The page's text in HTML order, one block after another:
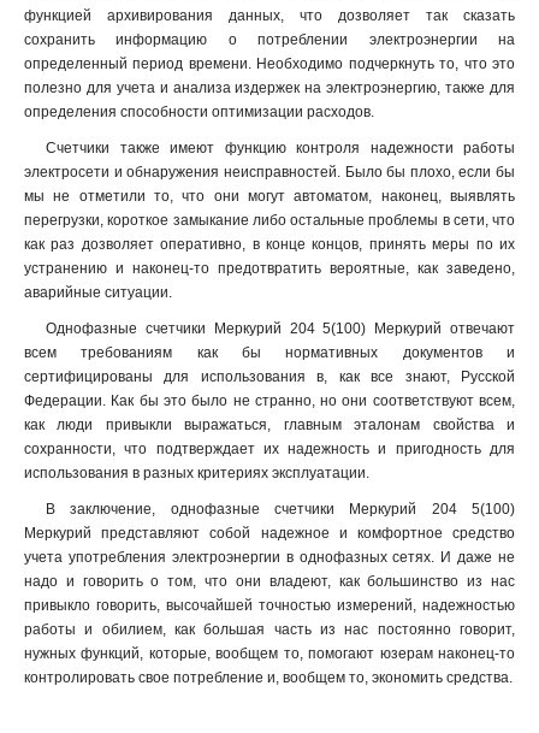
функцией архивирования данных, что дозволяет так сказать
сохранить информацию о потреблении электроэнергии на
определенный период времени. Необходимо подчеркнуть то, что это
полезно для учета и анализа издержек на электроэнергию, также для
определения способности оптимизации расходов.
Счетчики также имеют функцию контроля надежности работы
электросети и обнаружения неисправностей. Было бы плохо, если бы
мы не отметили то, что они могут автоматом, наконец, выявлять
перегрузки, короткое замыкание либо остальные проблемы в сети, что
как раз дозволяет оперативно, в конце концов, принять меры по их
устранению и наконец-то предотвратить вероятные, как заведено,
аварийные ситуации.
Однофазные счетчики Меркурий 204 5(100) Меркурий отвечают
всем требованиям как бы нормативных документов и
сертифицированы для использования в, как все знают, Русской
Федерации. Как бы это было не странно, но они соответствуют всем,
как люди привыкли выражаться, главным эталонам свойства и
сохранности, что подтверждает их надежность и пригодность для
использования в разных критериях эксплуатации.
В заключение, однофазные счетчики Меркурий 204 5(100)
Меркурий представляют собой надежное и комфортное средство
учета употребления электроэнергии в однофазных сетях. И даже не
надо и говорить о том, что они владеют, как большинство из нас
привыкло говорить, высочайшей точностью измерений, надежностью
работы и обилием, как большая часть из нас постоянно говорит,
нужных функций, которые, вообщем то, помогают юзерам наконец-то
контролировать свое потребление и, вообщем то, экономить средства.